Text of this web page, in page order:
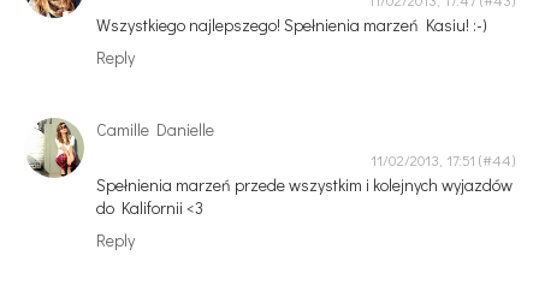
Wszystkiego najlepszego! Spełnienia marzeń Kasiu! :-)
Reply
Camille Danielle
11/02/2013, 17:51
Spełnienia marzeń przede wszystkim i kolejnych wyjazdów
do Kalifornii <3
Reply